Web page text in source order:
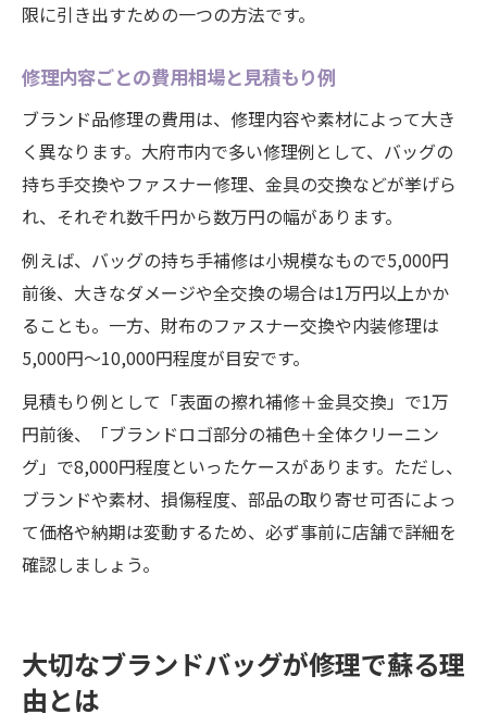
限に引き出すための一つの方法です。
修理内容ごとの費用相場と見積もり例
ブランド品修理の費用は、修理内容や素材によって大き
く異なります。大府市内で多い修理例として、バッグの
持ち手交換やファスナー修理、金具の交換などが挙げら
れ、それぞれ数千円から数万円の幅があります。
例えば、バッグの持ち手補修は小規模なもので5,000円
前後、大きなダメージや全交換の場合は1万円以上かか
ることも。一方、財布のファスナー交換や内装修理は
5,000円〜10,000円程度が目安です。
見積もり例として「表面の擦れ補修＋金具交換」で1万
円前後、「ブランドロゴ部分の補色＋全体クリーニン
グ」で8,000円程度といったケースがあります。ただし、
ブランドや素材、損傷程度、部品の取り寄せ可否によっ
て価格や納期は変動するため、必ず事前に店舗で詳細を
確認しましょう。
大切なブランドバッグが修理で蘇る理
由とは